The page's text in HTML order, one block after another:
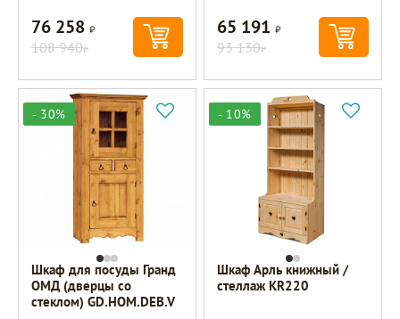
76 258Р
108 940Р
65 191Р
93 130Р
- 30%
Шкаф для посуды Гранд
ОМД (дверцы со
стеклом) GD.HOM.DEB.V
- 10%
Шкаф Арль книжный /
стеллаж KR220